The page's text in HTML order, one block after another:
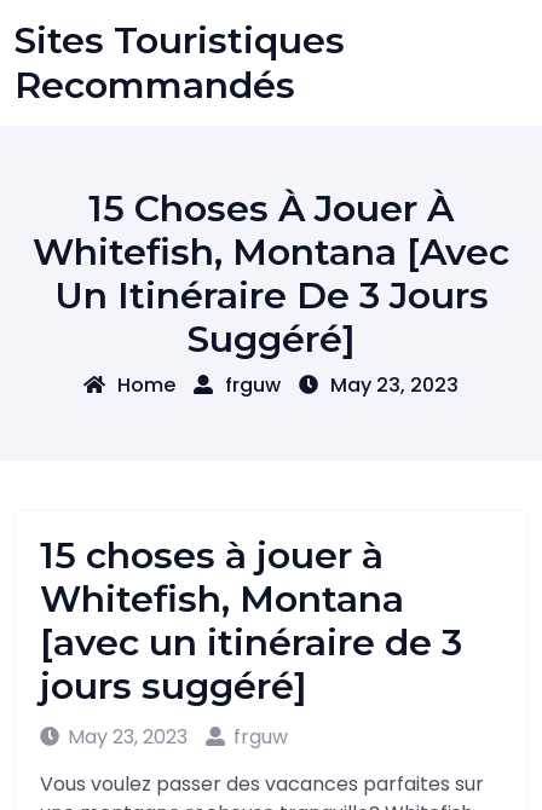
to
content
Sites Touristiques
Recommandés
15 Choses À Jouer À
Whitefish, Montana [avec
Un Itinéraire De 3 Jours
Suggéré]
Home frguw May 23, 2023
15 choses à jouer à
Whitefish, Montana
[avec un itinéraire de 3
jours suggéré]
May 23, 2023
frguw
Vous voulez passer des vacances parfaites sur